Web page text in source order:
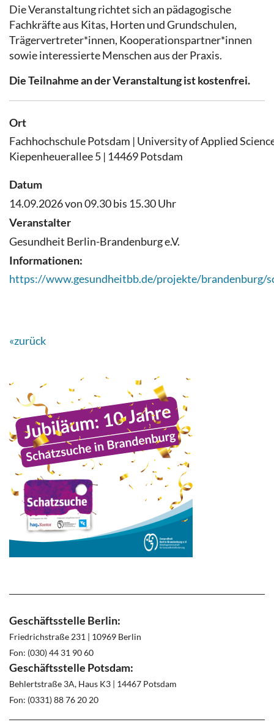
Die Veranstaltung richtet sich an pädagogische
Fachkräfte aus Kitas, Horten und Grundschulen,
Trägervertreter*innen, Kooperationspartner*innen
sowie interessierte Menschen aus der Praxis.
Die Teilnahme an der Veranstaltung ist kostenfrei.
Ort
Fachhochschule Potsdam | University of Applied
Kiepenheuerallee 5 | 14469 Potsdam
Datum
14.09.2026 von 09.30 bis 15.30 Uhr
Veranstalter
Gesundheit Berlin-Brandenburg e.V.
Informationen:
https://www.gesundheitbb.de/projekte/brandenburg/
«zurück
Geschäftsstelle Berlin:
Friedrichstraße 231 | 10969 Berlin
Fon: (030) 44 31 90 60
Geschäftsstelle Potsdam:
Behlertstraße 3A, Haus K3 | 14467 Potsdam
Fon: (0331) 88 76 20 20